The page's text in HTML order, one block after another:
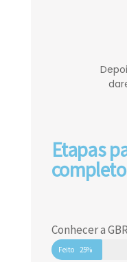
Etapas
completo
Conhecer a
Feito 25%